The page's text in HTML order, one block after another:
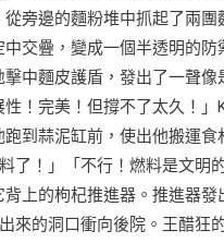
旁邊的麵粉堆中抓起了兩
交疊，變成一個半透明的
中麵皮護盾，發出了一聲
！完美！但撐不了太久！
到蒜泥缸前，使出他搬運
了！」「不行！燃料是文明
上的枸杞推進器。推進器
來的洞口衝向後院。王醋狂